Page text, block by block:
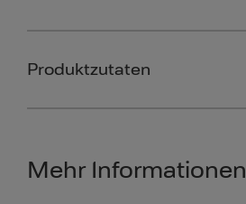
Produktzutaten
Mehr Informationen